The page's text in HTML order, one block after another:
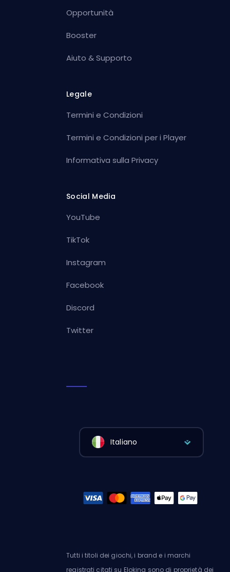
Opportunità
Booster
Aiuto & Supporto
Legale
Termini e Condizioni
Termini e Condizioni per i Player
Informativa sulla Privacy
Social Media
YouTube
TikTok
Instagram
Facebook
Discord
Twitter
Italiano
Tutti i titoli dei giochi, i brand e i marchi
registrati citati su Eloking sono di proprietà dei